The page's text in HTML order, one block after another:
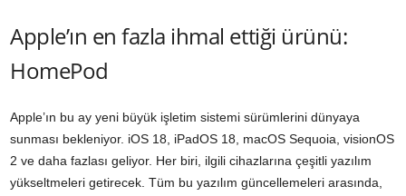
Apple’ın en fazla ihmal ettiği ürünü:
HomePod
Apple’ın bu ay yeni büyük işletim sistemi sürümlerini dünyaya
sunması bekleniyor. iOS 18, iPadOS 18, macOS Sequoia, visionOS
2 ve daha fazlası geliyor. Her biri, ilgili cihazlarına çeşitli yazılım
yükseltmeleri getirecek. Tüm bu yazılım güncellemeleri arasında,